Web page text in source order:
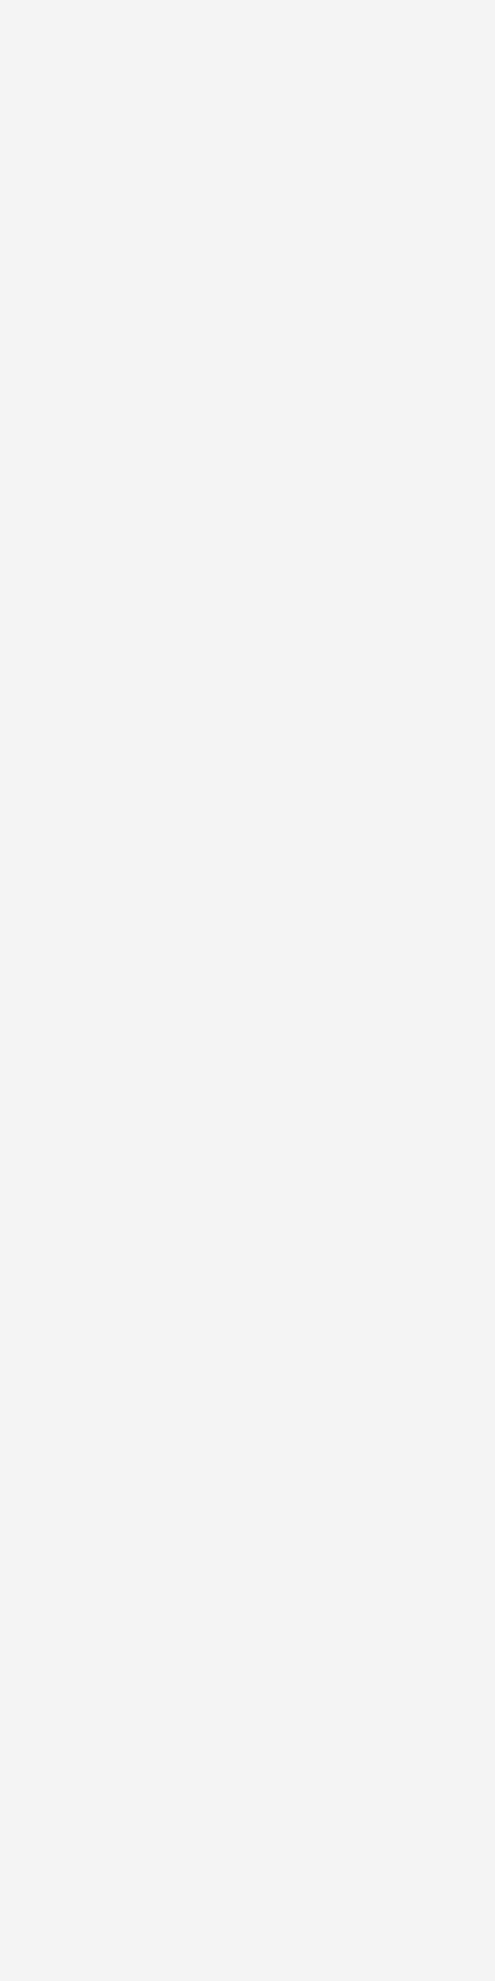
vereinbaren
einem anderen Thema persönlich beraten lassen?
vereinbaren.
Comfort+
kombinierter Wert der CO₂-Emission: 114 g/km; CO₂-
AGS Comfort
kombinierter Wert der CO₂-Emission: 126 g/km; CO₂-
AGS Comfort+
kombinierter Wert der CO₂-Emission: 127 g/km; CO₂-
Edition
kombinierter Wert der CO2-Emission: 121 g/km; CO2-
Comfort
kombinierter Wert der CO2-Emission: 121 g/km; CO2-
AT Comfort
kombinierter Wert der CO2-Emission: 132 g/km; CO2-
ALLGRIP Comfort
kombinierter Wert der CO2-Emission: 131 g/km; CO2-
ALLGRIP Comfort+
kombinierter Wert der CO2-Emission: 131 g/km; CO2-